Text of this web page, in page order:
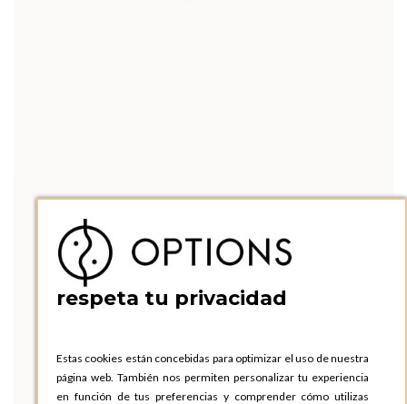
respeta tu privacidad
Estas cookies están concebidas para optimizar el uso de nuestra
página web. También nos permiten personalizar tu experiencia
en función de tus preferencias y comprender cómo utilizas